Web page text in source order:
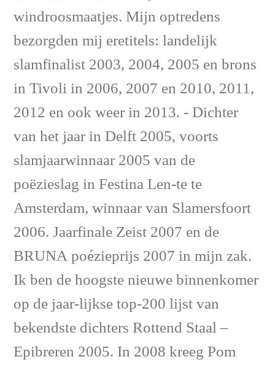
windroosmaatjes. Mijn optredens
bezorgden mij eretitels: landelijk
slamfinalist 2003, 2004, 2005 en brons
in Tivoli in 2006, 2007 en 2010, 2011,
2012 en ook weer in 2013. - Dichter
van het jaar in Delft 2005, voorts
slamjaarwinnaar 2005 van de
poëzieslag in Festina Len-te te
Amsterdam, winnaar van Slamersfoort
2006. Jaarfinale Zeist 2007 en de
BRUNA poézieprijs 2007 in mijn zak.
Ik ben de hoogste nieuwe binnenkomer
op de jaar-lijkse top-200 lijst van
bekendste dichters Rottend Staal –
Epibreren 2005. In 2008 kreeg Pom